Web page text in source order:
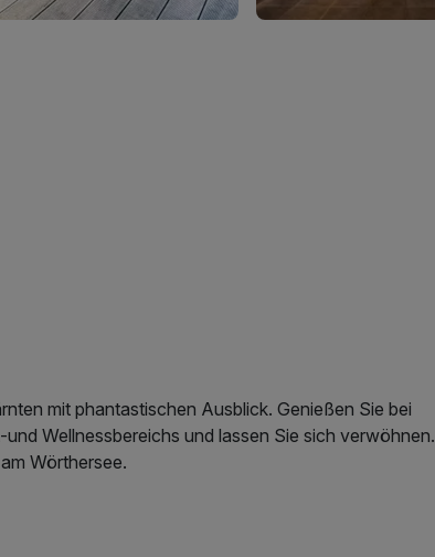
mit phantastischen Ausblick. Genießen Sie bei
Wellnessbereichs und lassen Sie sich verwöhnen.
Wörthersee.
des Fitnessbereichs, Nutzung des